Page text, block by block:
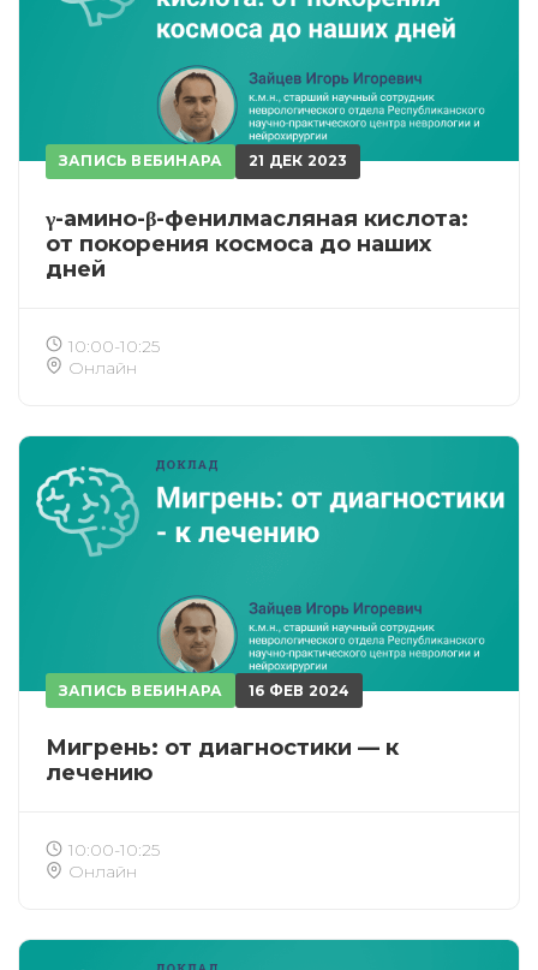
ЗАПИСЬ ВЕБИНАРА 21 ДЕК 2023
γ-амино-β-фенилмасляная кислота:
от покорения космоса до наших
дней
10:00-10:25
Онлайн
ЗАПИСЬ ВЕБИНАРА 16 ФЕВ 2024
Мигрень: от диагностики — к
лечению
10:00-10:25
Онлайн